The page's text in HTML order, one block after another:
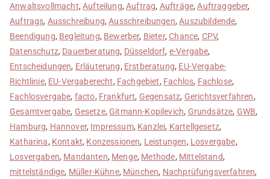
Anwaltsvollmacht,Aufteilung,Auftrag, Aufträge,Auftraggeber,
Auftrags, Ausschreibung,Ausschreibungen,Auszubildende,
Beendigung, Begleitung, Bewerber, Bieter,Chance, CPV,
Datenschutz, Dauerberatung, Düsseldorf, e-Vergabe,
Entscheidungen, Erläuterung, Erstberatung, EU-Vergabe-
Richtlinie, EU-Vergaberecht, Fachgebiet, Fachlos, Fachlose,
Fachlosvergabe, facto, Frankfurt, Gegensatz, Gerichtsverfahren,
Gesamtvergabe, Gesetze, Gitmann-Kopilevich, Grundsätze, GWB,
Hamburg, Hannover, Impressum, Kanzlei, Kartellgesetz,
Katharina, Kontakt, Konzessionen, Leistungen, Losvergabe,
Losvergaben, Mandanten, Menge, Methode, Mittelstand,
mittelständige, Müller-Kühne, München, Nachprüfungsverfahren,